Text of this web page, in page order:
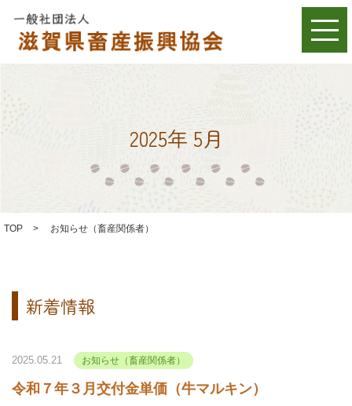
2025年 5月
TOP > お知らせ（畜産関係者）
新着情報
2025.05.21 お知らせ（畜産関係者）
令和７年３月交付金単価（牛マルキン）